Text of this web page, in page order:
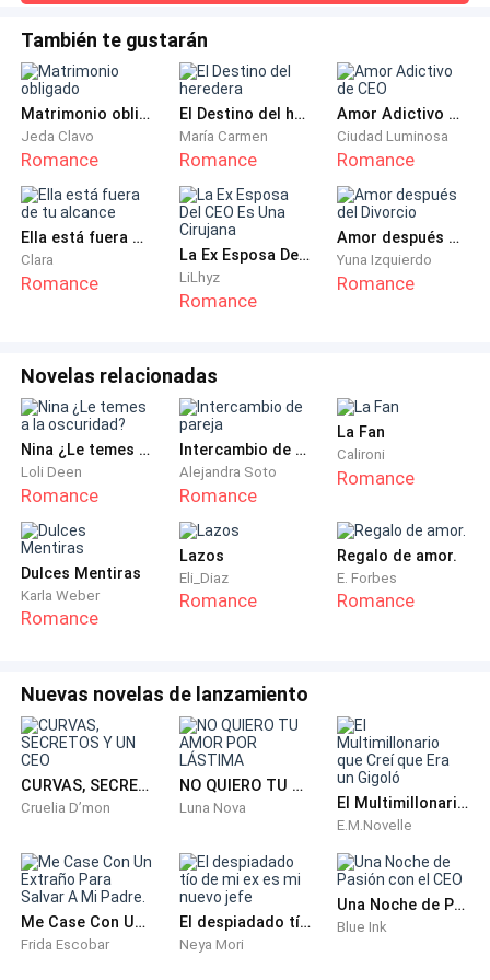
puerta, las opciones eran limitadas: o alguien había
cometido un delito grave, o estabas a punto de recibir
noticias que cambiarían tu vida para siempre. Y
considerando que los Valenor eran ciudadanos
ejemplares que pagaban sus impuestos y respetaban
las leyes, Isabella temía que fuera lo segundo.
"Señorita Isabella Valenor," la voz resonó desde el
umbral con la autoridad de quien está acostumbrado
a ser obedecido inmediatamente. Un hombre alto,
vestido con el uniforme azul y dorado de la guardia
real, se quitó el yelmo revelando un rostro serio y una
cicatriz que le cruzaba la mejilla izquierda. "Soy el
Capitán Aldric Morne. Vengo por orden directa de Su
Majestad la Reina Adelina."
El cincel que Isabella acababa de recoger volvió a caer
de sus manos. Esta vez no se molestó en atraparlo.
piedra que llora."Sebastián la siguió en silencio, sosteniendo
la lámpara de aceite que proyectaba sombras da
También te gustarán
Matrimonio obligado
Jeda Clavo
Romance
El Destino del heredera
María Carmen
Romance
Amor Adictivo de CEO
Ciudad Luminosa
Romance
Ella está fuera de tu alcance
Clara
Romance
La Ex Esposa Del CEO Es Una Cirujana
LiLhyz
Romance
Amor después del Divorcio
Yuna Izquierdo
Romance
Novelas relacionadas
Nina ¿Le temes a la oscuridad?
Loli Deen
Romance
Intercambio de pareja
Alejandra Soto
Romance
La Fan
Calironi
Romance
Dulces Mentiras
Karla Weber
Romance
Lazos
Eli_Diaz
Romance
Regalo de amor.
E. Forbes
Romance
Nuevas novelas de lanzamiento
CURVAS, SECRETOS Y UN CEO
Cruelia D’mon
NO QUIERO TU AMOR POR LÁSTIMA
Luna Nova El Multimillonario que Creí que Era un Gigoló
E.M.Novelle
Me Case Con Un Extraño Para Salvar A Mi Padre.
Frida Escobar
El despiadado tío de mi ex es mi nuevo jefe
Neya Mori
Una Noche de Pasión con el CEO
Blue Ink